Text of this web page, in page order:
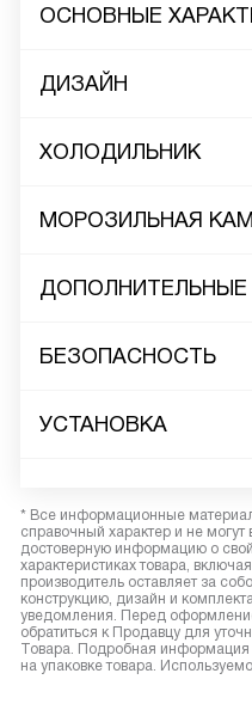
ОСНОВНЫЕ
ДИЗАЙН
ХОЛОДИЛЬНИК
МОРОЗИЛЬНАЯ
ДОПОЛНИТЕЛЬНЫЕ
БЕЗОПАСНОСТЬ
УСТАНОВКА
* Все информационные
справочный характер и не
достоверную информацию о
характеристиках товара,
производитель оставляет за
конструкцию, дизайн и
уведомления. Перед
обратиться к Продавцу для
Товара. Подробная информация
на упаковке товара.